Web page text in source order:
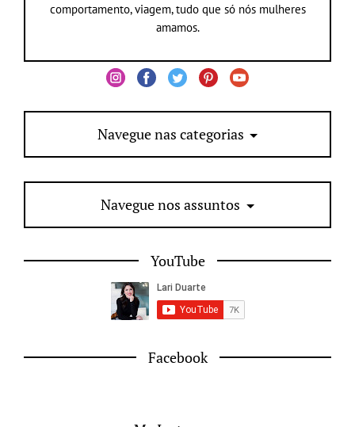
comportamento, viagem, tudo que só nós mulheres
amamos.
Navegue nas categorias
Navegue nos assuntos
YouTube
Facebook